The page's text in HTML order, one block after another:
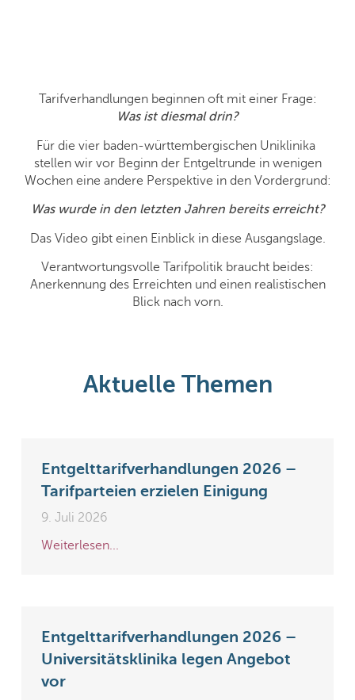
Tarifverhandlungen beginnen oft mit einer Frage:
Was ist diesmal drin?
Für die vier baden-württembergischen Uniklinika
stellen wir vor Beginn der Entgeltrunde in wenigen
Wochen eine andere Perspektive in den Vordergrund:
Was wurde in den letzten Jahren bereits erreicht?
Das Video gibt einen Einblick in diese Ausgangslage.
Verantwortungsvolle Tarifpolitik braucht beides:
Anerkennung des Erreichten und einen realistischen
Blick nach vorn.
Aktuelle Themen
Entgelttarifverhandlungen 2026 –
Tarifparteien erzielen Einigung
9. Juli 2026
Weiterlesen...
Entgelttarifverhandlungen 2026 –
Universitätsklinika legen Angebot
vor